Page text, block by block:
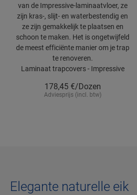
van de Impressive-laminaatvloer, ze
zijn kras-, slijt- en waterbestendig en
ze zijn gemakkelijk te plaatsen en
schoon te maken. Het is ongetwijfeld
de meest efficiënte manier om je trap
te renoveren.
Laminaat trapcovers - Impressive
178,45 €/Dozen
Adviesprijs (incl. btw)
Elegante naturelle eik